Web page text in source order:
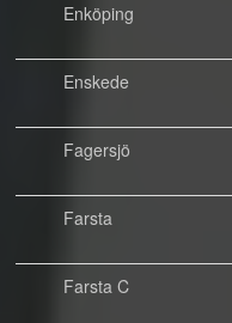
Enköping
Enskede
Fagersjö
Farsta
Farsta C